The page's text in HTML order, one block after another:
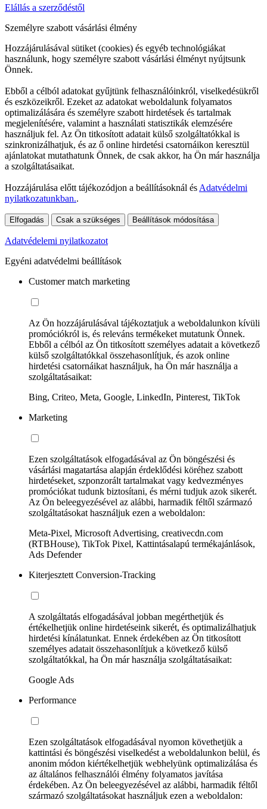
Elállás a szerződéstől
Személyre szabott vásárlási élmény
Hozzájárulásával sütiket (cookies) és egyéb technológiákat
használunk, hogy személyre szabott vásárlási élményt nyújtsunk
Önnek.
Ebből a célból adatokat gyűjtünk felhasználóinkról, viselkedésükről
és eszközeikről. Ezeket az adatokat weboldalunk folyamatos
optimalizálására és személyre szabott hirdetések és tartalmak
megjelenítésére, valamint a használati statisztikák elemzésére
használjuk fel. Az Ön titkosított adatait külső szolgáltatókkal is
szinkronizálhatjuk, és az ő online hirdetési csatornáikon keresztül
ajánlatokat mutathatunk Önnek, de csak akkor, ha Ön már használja
a szolgáltatásaikat.
Hozzájárulása előtt tájékozódjon a beállításoknál és Adatvédelmi
nyilatkozatunkban..
Elfogadás Csak a szükséges Beállítások módosítása
Adatvédelemi nyilatkozatot
Egyéni adatvédelmi beállítások
Customer match marketing
Az Ön hozzájárulásával tájékoztatjuk a weboldalunkon kívüli
promóciókról is, és releváns termékeket mutatunk Önnek.
Ebből a célból az Ön titkosított személyes adatait a következő
külső szolgáltatókkal összehasonlítjuk, és azok online
hirdetési csatornáikat használjuk, ha Ön már használja a
szolgáltatásaikat:
Bing, Criteo, Meta, Google, LinkedIn, Pinterest, TikTok
Marketing
Ezen szolgáltatások elfogadásával az Ön böngészési és
vásárlási magatartása alapján érdeklődési köréhez szabott
hirdetéseket, szponzorált tartalmakat vagy kedvezményes
promóciókat tudunk biztosítani, és mérni tudjuk azok sikerét.
Az Ön beleegyezésével az alábbi, harmadik féltől származó
szolgáltatásokat használjuk ezen a weboldalon:
Meta-Pixel, Microsoft Advertising, creativecdn.com
(RTBHouse), TikTok Pixel, Kattintásalapú termékajánlások,
Ads Defender
Kiterjesztett Conversion-Tracking
A szolgáltatás elfogadásával jobban megérthetjük és
értékelhetjük online hirdetéseink sikerét, és optimalizálhatjuk
hirdetési kínálatunkat. Ennek érdekében az Ön titkosított
személyes adatait összehasonlítjuk a következő külső
szolgáltatókkal, ha Ön már használja szolgáltatásaikat:
Google Ads
Performance
Ezen szolgáltatások elfogadásával nyomon követhetjük a
kattintási és böngészési viselkedést a weboldalunkon belül, és
anonim módon kiértékelhetjük webhelyünk optimalizálása és
az általános felhasználói élmény folyamatos javítása
érdekében. Az Ön beleegyezésével az alábbi, harmadik féltől
származó szolgáltatásokat használjuk ezen a weboldalon: